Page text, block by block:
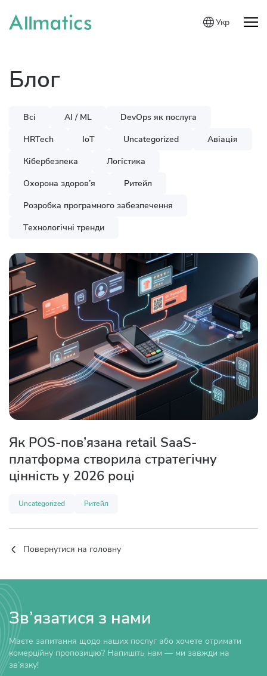
Укр
Блог
Всі AI / ML
DevOps як послуга
HRTech
IoT Uncategorized
Авіація
Кібербезпека
Логістика
Охорона здоров’я
Ритейл
Розробка програмного забезпечення
Технологічні тренди
Як POS-пов’язана retail SaaS-
платформа створила стратегічну
цінність у 2026 році
Uncategorized Ритейл
Повернутися на головну
Зв’язатися з нами
Маєте запитання щодо наших послуг або хочете отримати
комерційну пропозицію? Напишіть нам — ми завжди на
зв’язку!